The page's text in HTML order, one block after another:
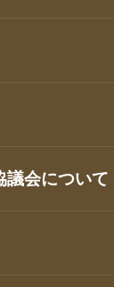
議会について